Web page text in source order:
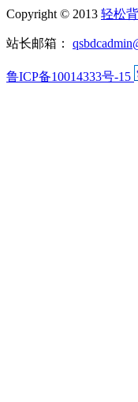
Copyright © 2013 轻松
站长邮箱：
鲁ICP备10014333号-15